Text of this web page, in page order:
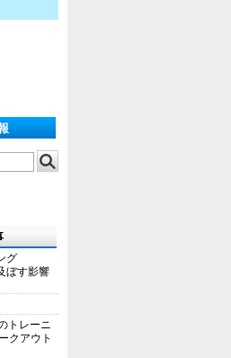
グ
ぼす影響
トレーニ
クアウト